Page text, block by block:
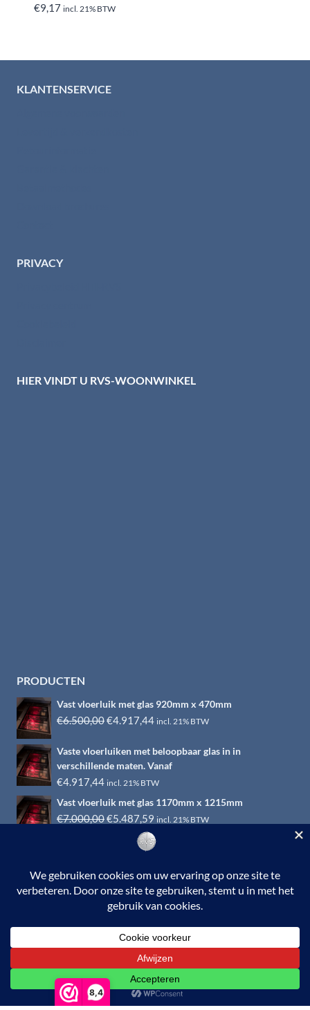
8,4
€9,17 incl. 21% BTW
KLANTENSERVICE
PRIVACY
HIER VINDT U RVS-WOONWINKEL
PRODUCTEN
Vast vloerluik met glas 920mm x 470mm
€6.500,00Oorspronkelijke
was:
€6.500,00.
€4.917,44Huidige
is:
€4.917,44.
incl. 21% BTW
Vaste vloerluiken met beloopbaar glas in in
verschillende maten. Vanaf
€4.917,44 incl. 21% BTW
Vast vloerluik met glas 1170mm x 1215mm
€7.000,00Oorspronkelijke
€5.487,59 Huidige
prijs
is:
incl. 21% BTW
© 2026 RVS-woonwinkel.nl is een onderdeel van HTI-RVS |
BTW nr. NL002145483B31 | KvKnr. 09088773 | NL95
RABO 010.12.95.251 | Web ontwerp:EYE-
GRAPHICSOtterlo.